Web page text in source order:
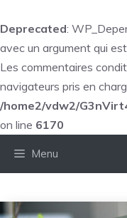
Deprecated:
avec un argument qui est
Les commentaires
navigateurs pris en
/home2/vdw2/
on line 6170
Menu